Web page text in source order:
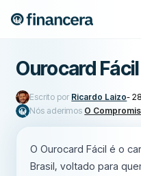
Ourocard
Escrito por Ricardo Laizo-
Nós aderimos O
O Ourocard Fácil é o
Brasil, voltado para